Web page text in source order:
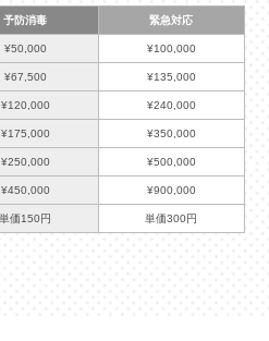
予防消毒 緊急対応
¥50,000 ¥100,000
¥67,500 ¥135,000
¥120,000 ¥240,000
¥175,000 ¥350,000
¥250,000 ¥500,000
¥450,000 ¥900,000
単価150円 単価300円